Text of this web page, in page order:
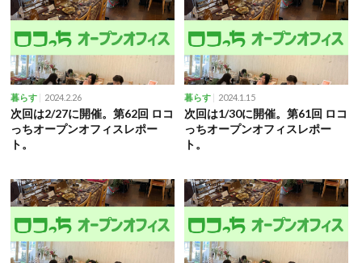
暮らす 2024.2.26
次回は2/27に開催。第62回 ロコ
っちオープンオフィスレポー
ト。
暮らす 2024.1.15
次回は1/30に開催。第61回 ロコ
っちオープンオフィスレポー
ト。